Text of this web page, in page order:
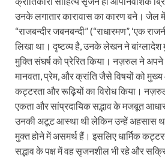
उनके लगातार कारावास का कारण बने। जेल
“राजबन्दीर जबनबन्दी” (“राधारमण”, ‘एक
लिखा था। दृष्टव्य है, उनके लेखन ने बांग्लादेश
मुक्ति संघर्ष को प्रेरित किया। नज़रुल ने
मानवता, प्रेम, और क्रांति जैसे विषयों को
कट्टरता और रूढ़ियों का विरोध किया। नज़रुल
एकता और सांप्रदायिक सद्भाव के मजबूत
उनकी अटूट आस्था थी लेकिन उन्हें अहसास
मुक्त होने में असमर्थ हैं। इसलिए धार्मिक
सद्भाव के पक्ष में वह सृजनशील भी रहे और